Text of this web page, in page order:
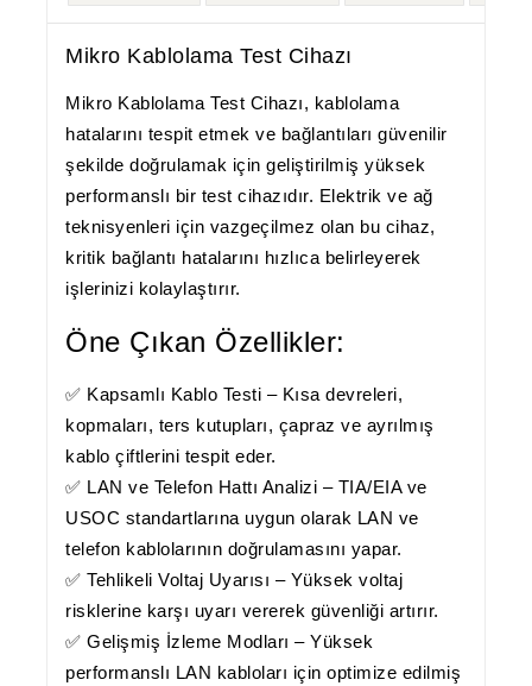
Mikro Kablolama Test Cihazı
Mikro Kablolama Test Cihazı, kablolama
hatalarını tespit etmek ve bağlantıları güvenilir
şekilde doğrulamak için geliştirilmiş yüksek
performanslı bir test cihazıdır. Elektrik ve ağ
teknisyenleri için vazgeçilmez olan bu cihaz,
kritik bağlantı hatalarını hızlıca belirleyerek
işlerinizi kolaylaştırır.
Öne Çıkan Özellikler:
✅ Kapsamlı Kablo Testi – Kısa devreleri,
kopmaları, ters kutupları, çapraz ve ayrılmış
kablo çiftlerini tespit eder.
✅ LAN ve Telefon Hattı Analizi – TIA/EIA ve
USOC standartlarına uygun olarak LAN ve
telefon kablolarının doğrulamasını yapar.
✅ Tehlikeli Voltaj Uyarısı – Yüksek voltaj
risklerine karşı uyarı vererek güvenliği artırır.
✅ Gelişmiş İzleme Modları – Yüksek
performanslı LAN kabloları için optimize edilmiş